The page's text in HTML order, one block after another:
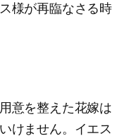
様が再臨なさる時
意を整えた花嫁は
けません。イエス